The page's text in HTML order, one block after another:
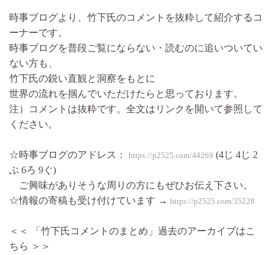
時事ブログより、竹下氏のコメントを抜粋して紹介するコ
ーナーです。
時事ブログを普段ご覧にならない・読むのに追いついてい
ない方も、
竹下氏の鋭い直観と洞察をもとに
世界の流れを掴んでいただけたらと思っております。
注）コメントは抜粋です。全文はリンクを開いて参照して
ください。
☆時事ブログのアドレス： https://p2525.com/44269 (4じ 4じ 2
ぶ 6ろ 9ぐ)
ご興味がありそうな周りの方にもぜひお伝え下さい。
☆情報の寄稿も受け付けています → https://p2525.com/35228
＜＜ 「竹下氏コメントのまとめ」過去のアーカイブはこ
ちら ＞＞